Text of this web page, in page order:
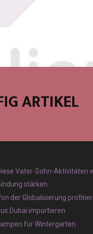
ARTIKEL
Vater-Sohn-Aktivitäten
stärken
der Globalisierung
Dubai importieren
Lampen für Wintergarten